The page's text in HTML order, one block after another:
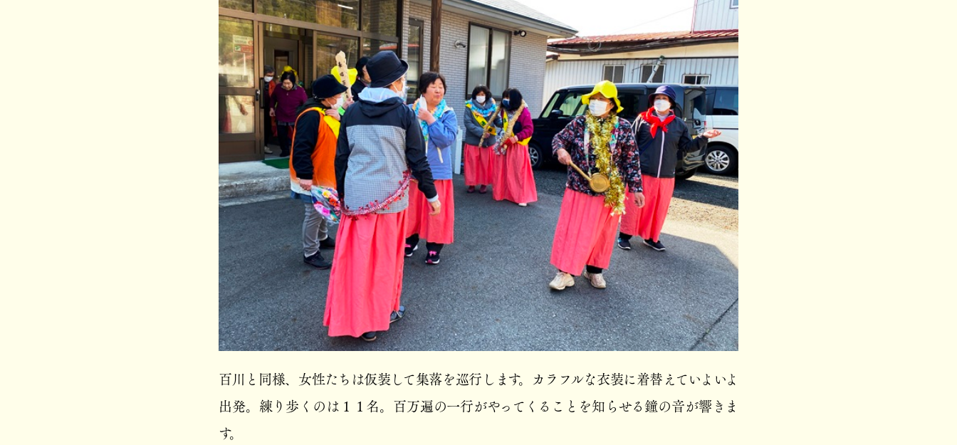
百川と同様、女性たちは仮装して集落を巡行します。カラフルな衣装に着替えていよいよ
出発。練り歩くのは１１名。百万遍の一行がやってくることを知らせる鐘の音が響きま
す。